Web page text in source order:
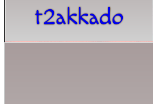
t2akkado